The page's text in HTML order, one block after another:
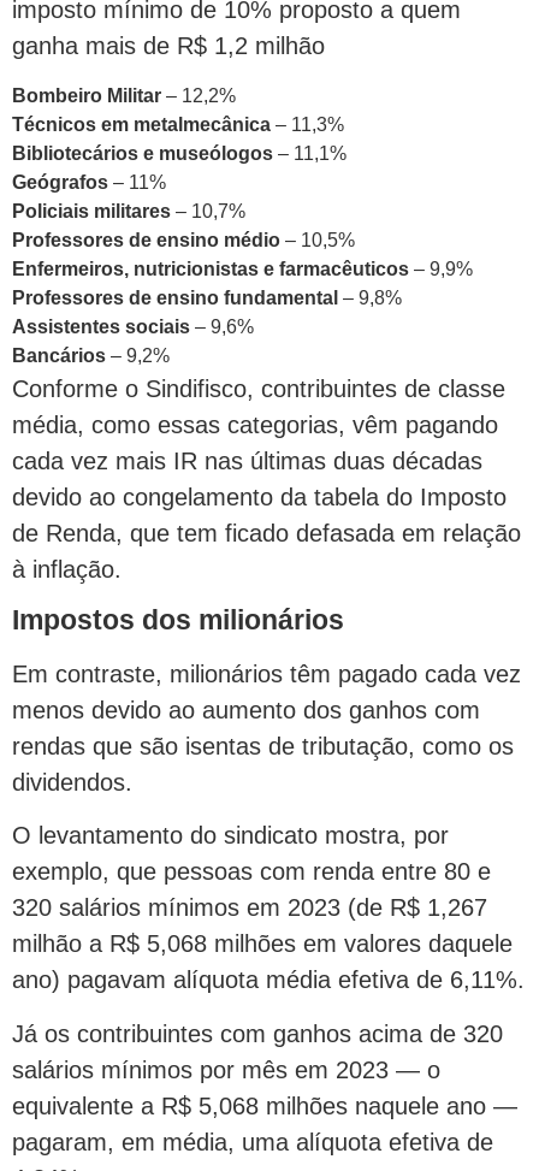
imposto mínimo de 10% proposto a quem
ganha mais de R$ 1,2 milhão
Bombeiro Militar – 12,2%
Técnicos em metalmecânica – 11,3%
Bibliotecários e museólogos – 11,1%
Geógrafos – 11%
Policiais militares – 10,7%
Professores de ensino médio – 10,5%
Enfermeiros, nutricionistas e farmacêuticos – 9,9%
Professores de ensino fundamental – 9,8%
Assistentes sociais – 9,6%
Bancários – 9,2%
Conforme o Sindifisco, contribuintes de classe
média, como essas categorias, vêm pagando
cada vez mais IR nas últimas duas décadas
devido ao congelamento da tabela do Imposto
de Renda, que tem ficado defasada em relação
à inflação.
Impostos dos milionários
Em contraste, milionários têm pagado cada vez
menos devido ao aumento dos ganhos com
rendas que são isentas de tributação, como os
dividendos.
O levantamento do sindicato mostra, por
exemplo, que pessoas com renda entre 80 e
320 salários mínimos em 2023 (de R$ 1,267
milhão a R$ 5,068 milhões em valores daquele
ano) pagavam alíquota média efetiva de 6,11%.
Já os contribuintes com ganhos acima de 320
salários mínimos por mês em 2023 — o
equivalente a R$ 5,068 milhões naquele ano —
pagaram, em média, uma alíquota efetiva de